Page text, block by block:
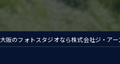
大阪のフォトスタジオなら株式会社ジ・ア